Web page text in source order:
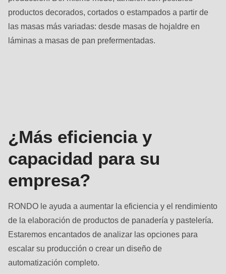
modules/custom/rondo_contact/src/ContactService.php
Deprecated
#1
($string)
type
is
deprecated
in
Drupal\rondo_contact\ContactService-
>Drupal\rondo_contact\
productos decorados, cortados o estampados a partir de
las masas más variadas: desde masas de hojaldre en
láminas a masas de pan prefermentadas.
¿Más eficiencia y
capacidad para su
empresa?
RONDO le ayuda a aumentar la eficiencia y el rendimiento
de la elaboración de productos de panadería y pastelería.
Estaremos encantados de analizar las opciones para
escalar su producción o crear un diseño de
automatización completo.